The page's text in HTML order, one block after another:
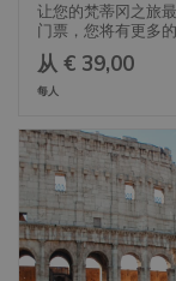
让您的梵蒂冈之旅
门票，您将有更多
之一——梵蒂冈博物
避免长时间排队和
梵蒂冈的免排队之
廷教堂的参观，这
藏，如卡拉瓦乔、
从 € 39,00
每人